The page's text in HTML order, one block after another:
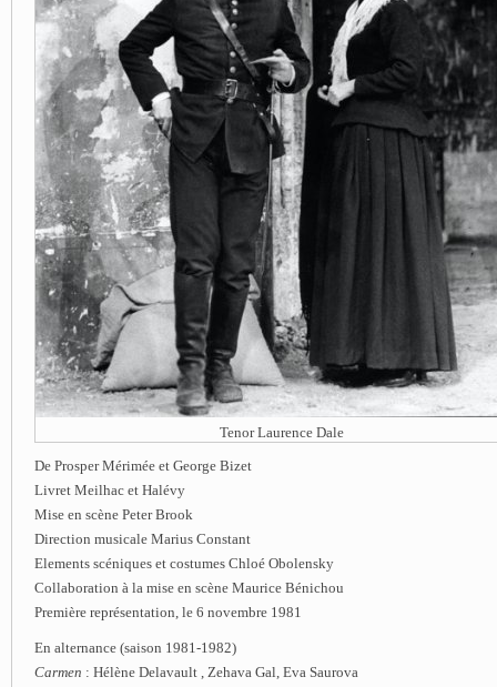
Tenor Laurence Dale
De Prosper Mérimée et George Bizet
Livret Meilhac et Halévy
Mise en scène Peter Brook
Direction musicale Marius Constant
Elements scéniques et costumes Chloé Obolensky
Collaboration à la mise en scène Maurice Bénichou
Première représentation, le 6 novembre 1981
En alternance (saison 1981-1982)
Carmen : Hélène Delavault , Zehava Gal, Eva Saurova